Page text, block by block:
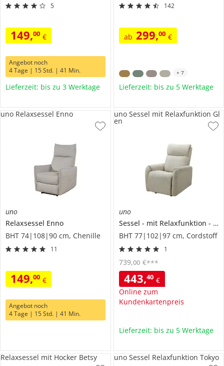
5
149,00 €
Angebot noch
4 Tage | 15 Std. | 41 Min.
Lieferzeit: bis zu 3 Werktage
142
ab 299,00 €
+ 7
Lieferzeit: bis zu 5 Werktage
uno
Relaxsessel Enno
BHT 74|108|90 cm, Chenille
11
149,00 €
uno Relaxsessel Enno
Angebot noch
4 Tage | 15 Std. | 41 Min.
uno
Sessel
mit Relaxfunktion
BHT 77|102|97 cm, Cordstoff
1
443,40 €
Online zum
Kundenkartenpreis
739,00 €***
uno Sessel mit Relaxfunktion Gl
en
Lieferzeit: bis zu 5 Werktage
Relaxsessel mit Hocker Betsy uno Sessel Relaxfunktion Tokyo